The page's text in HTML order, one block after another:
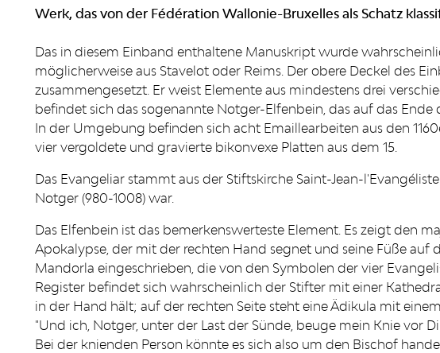
Werk, das von der Fédération Wallonie-Bruxelles als Schatz
Das in diesem Einband enthaltene Manuskript wurde
möglicherweise aus Stavelot oder Reims. Der obere Deckel des
zusammengesetzt. Er weist Elemente aus mindestens drei
befindet sich das sogenannte Notger-Elfenbein, das auf das Ende
In der Umgebung befinden sich acht Emaillearbeiten aus den
vier vergoldete und gravierte bikonvexe Platten aus dem 15.
Das Evangeliar stammt aus der Stiftskirche Saint-Jean-
Notger (980-1008) war.
Das Elfenbein ist das bemerkenswerteste Element. Es zeigt den
Apokalypse, der mit der rechten Hand segnet und seine Füße auf
Mandorla eingeschrieben, die von den Symbolen der vier
Register befindet sich wahrscheinlich der Stifter mit einer
in der Hand hält; auf der rechten Seite steht eine Ädikula mit
"Und ich, Notger, unter der Last der Sünde, beuge mein Knie vor
Bei der knienden Person könnte es sich also um den Bischof